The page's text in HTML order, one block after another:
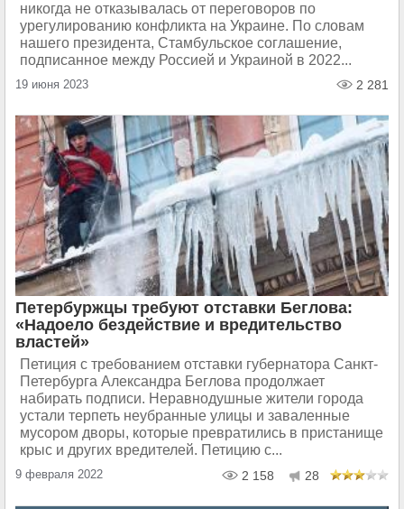
никогда не отказывалась от переговоров по
урегулированию конфликта на Украине. По словам
нашего президента, Стамбульское соглашение,
подписанное между Россией и Украиной в 2022...
19 июня 2023 2 281
Петербуржцы требуют отставки Беглова:
«Надоело бездействие и вредительство
властей»
Петиция с требованием отставки губернатора Санкт-
Петербурга Александра Беглова продолжает
набирать подписи. Неравнодушные жители города
устали терпеть неубранные улицы и заваленные
мусором дворы, которые превратились в пристанище
крыс и других вредителей. Петицию с...
9 февраля 2022 2 158 28